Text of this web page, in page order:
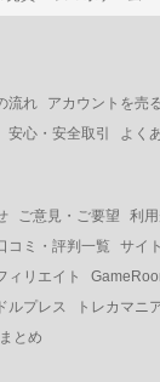
流れ アカウントを売
安心・安全取引 よく
ご意見・ご要望 利
コミ・評判一覧 サイ
ィリエイト
ルプレス
トレカマニ
とめ